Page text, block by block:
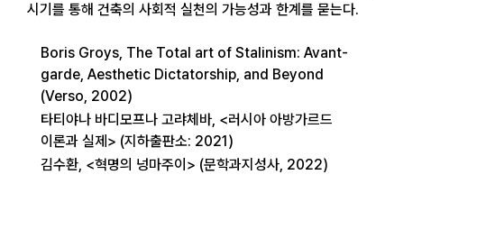
시기를 통해 건축의 사회적 실천의 가능성과 한계를 묻는다.
Boris Groys, The Total art of Stalinism: Avant-
garde, Aesthetic Dictatorship, and Beyond
(Verso, 2002)
타티야나 바디모프나 고랴체바, <러시아 아방가르드
이론과 실제> (지하출판소: 2021)
김수환, <혁명의 넝마주이> (문학과지성사, 2022)